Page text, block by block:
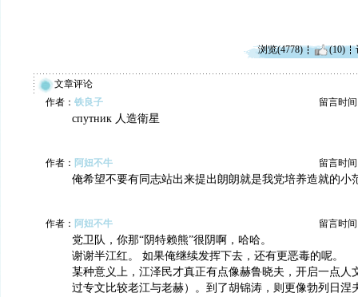
浏览(4778) (10)
文章评论
作者： 铁良子 留言时间
спутник 人造衛星
作者： 阿妞不牛 留言时间
俺希望不要有同志站出来提出朗朗就是我党培养造就的小
作者： 阿妞不牛 留言时间
党卫队，你那“阴特赖熊”很阴啊，哈哈。
谢谢半江红。 如果俺继续发挥下去，还有更恶毒的呢。
某种意义上，江泽民才真正有点像赫鲁晓夫，开启一点人
过专文比较老江与老赫）。到了胡锦涛，则更像勃列日涅